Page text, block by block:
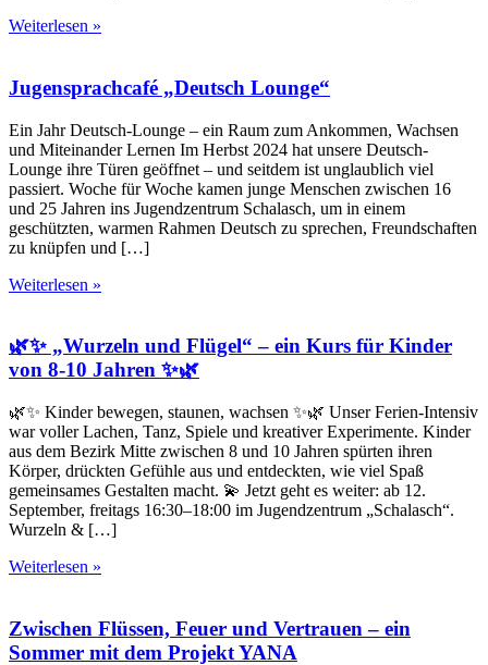
Weiterlesen »
Jugensprachcafé „Deutsch Lounge“
Ein Jahr Deutsch-Lounge – ein Raum zum Ankommen, Wachsen
und Miteinander Lernen Im Herbst 2024 hat unsere Deutsch-
Lounge ihre Türen geöffnet – und seitdem ist unglaublich viel
passiert. Woche für Woche kamen junge Menschen zwischen 16
und 25 Jahren ins Jugendzentrum Schalasch, um in einem
geschützten, warmen Rahmen Deutsch zu sprechen, Freundschaften
zu knüpfen und […]
Weiterlesen »
🌿✨ „Wurzeln und Flügel“ – ein Kurs für Kinder
von 8-10 Jahren ✨🌿
🌿✨ Kinder bewegen, staunen, wachsen ✨🌿 Unser Ferien-Intensiv
war voller Lachen, Tanz, Spiele und kreativer Experimente. Kinder
aus dem Bezirk Mitte zwischen 8 und 10 Jahren spürten ihren
Körper, drückten Gefühle aus und entdeckten, wie viel Spaß
gemeinsames Gestalten macht. 💫 Jetzt geht es weiter: ab 12.
September, freitags 16:30–18:00 im Jugendzentrum „Schalasch“.
Wurzeln & […]
Weiterlesen »
Zwischen Flüssen, Feuer und Vertrauen – ein
Sommer mit dem Projekt YANA